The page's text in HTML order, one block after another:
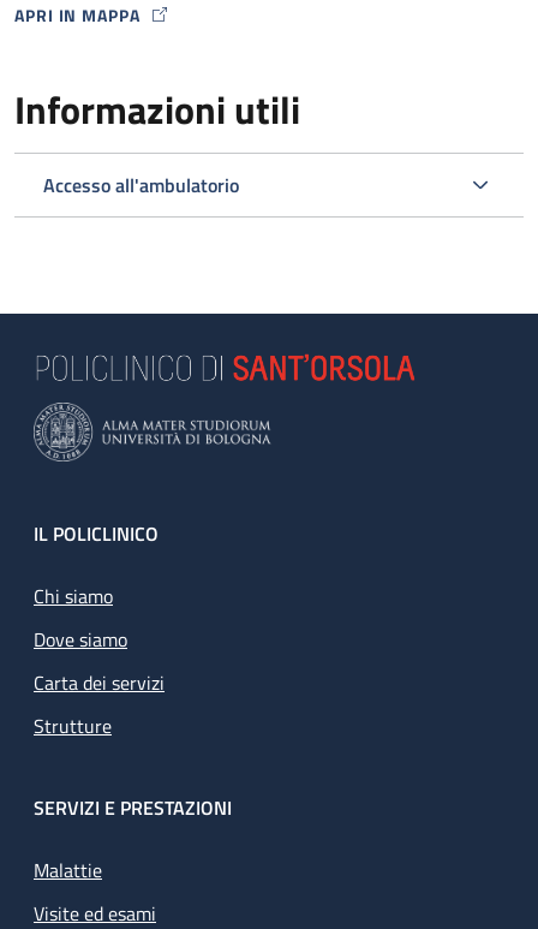
APRI IN MAPPA
MAP ICON
Informazioni utili
Accesso all'ambulatorio
Footer
IL POLICLINICO
Chi siamo
Dove siamo
Carta dei servizi
Strutture
SERVIZI E PRESTAZIONI
Malattie
Visite ed esami